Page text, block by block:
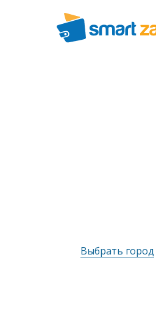
Выбрать город